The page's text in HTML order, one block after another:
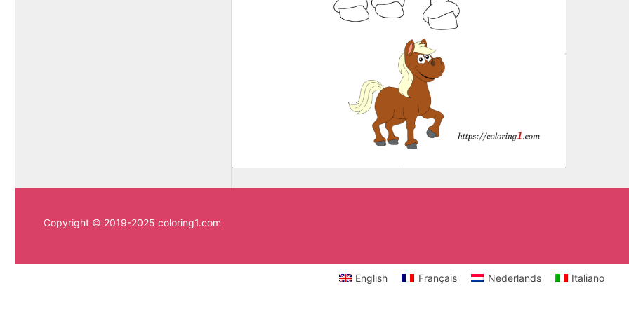
Copyright © 2019-2025 coloring1.com
English Français Nederlands Italiano